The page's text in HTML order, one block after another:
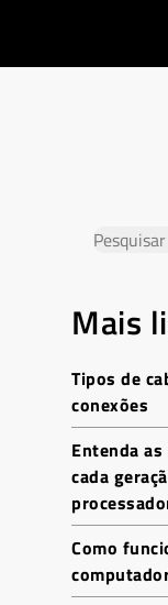
Mais
Tipos de
conexões
Entenda
cada
Como